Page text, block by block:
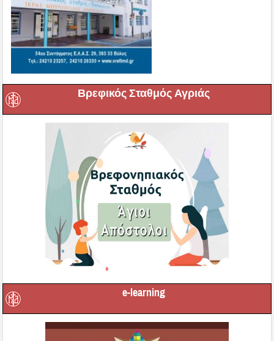
Βρεφικός Σταθμός Αγριάς
e-learning